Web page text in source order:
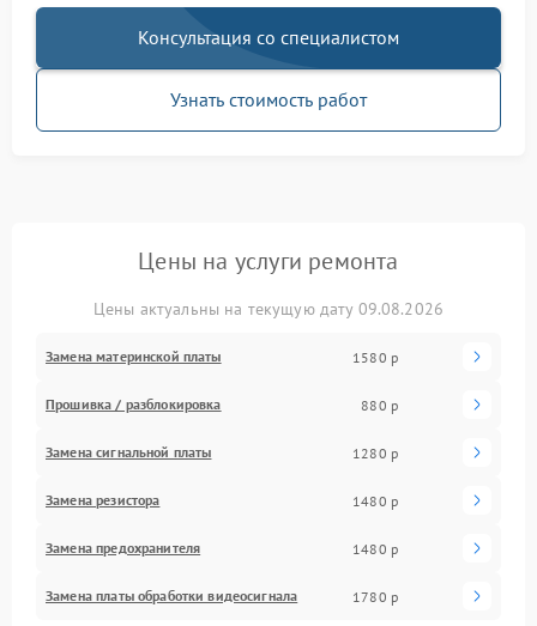
Консультация со специалистом
Узнать стоимость работ
Цены на услуги ремонта
Цены актуальны на текущую дату 09.08.2026
Замена материнской платы 1580 р
Прошивка / разблокировка 880 р
Замена сигнальной платы 1280 р
Замена резистора 1480 р
Замена предохранителя 1480 р
Замена платы обработки видеосигнала 1780 р